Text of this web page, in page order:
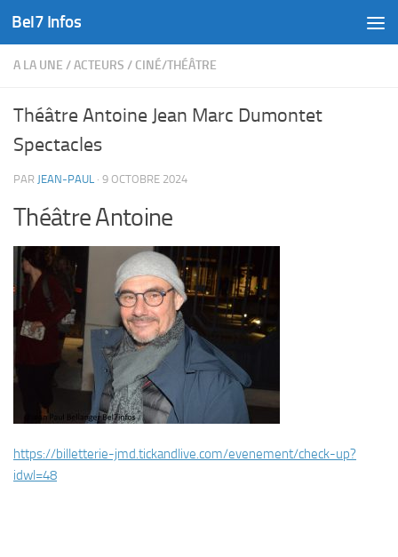
Skip to content
Bel7 Infos
A LA UNE /ACTEURS / CINÉ/THÉÂTRE
Théâtre Antoine Jean Marc Dumontet
Spectacles
PAR JEAN-PAUL · 9 OCTOBRE 2024
Théâtre Antoine
https://billetterie-jmd.tickandlive.com/evenement/check-up?
idwl=48